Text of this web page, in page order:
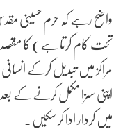
واضح رہے کہ حرم حسینی
تحت کام کرتا ہے) کا
مراکز میں تبدیل کرکے
اپنی سزا مکمل کرنے کے
میں کردار ادا کر سکیں۔